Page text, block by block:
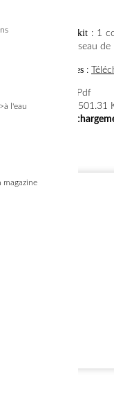
l'eau
magazine
Composition du kit: 1
tige aératrice, 1 seau
Cahors & Pradines :
Pdf
Taille du fichier: 501.31
Nombre de